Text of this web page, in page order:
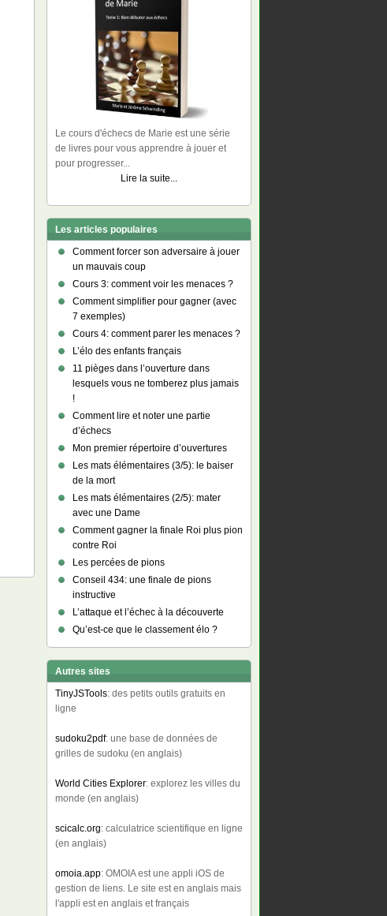
Le cours d'échecs de Marie est une série
de livres pour vous apprendre à jouer et
pour progresser...
Lire la suite...
Les articles populaires
Comment forcer son adversaire à jouer
un mauvais coup
Cours 3: comment voir les menaces ?
Comment simplifier pour gagner (avec
7 exemples)
Cours 4: comment parer les menaces ?
L’élo des enfants français
11 pièges dans l’ouverture dans
lesquels vous ne tomberez plus jamais
!
Comment lire et noter une partie
d’échecs
Mon premier répertoire d’ouvertures
Les mats élémentaires (3/5): le baiser
de la mort
Les mats élémentaires (2/5): mater
avec une Dame
Comment gagner la finale Roi plus pion
contre Roi
Les percées de pions
Conseil 434: une finale de pions
instructive
L’attaque et l’échec à la découverte
Qu’est-ce que le classement élo ?
Autres sites
TinyJSTools: des petits outils gratuits en
ligne
sudoku2pdf: une base de données de
grilles de sudoku (en anglais)
World Cities Explorer: explorez les villes du
monde (en anglais)
scicalc.org: calculatrice scientifique en ligne
(en anglais)
omoia.app: OMOIA est une appli iOS de
gestion de liens. Le site est en anglais mais
l'appli est en anglais et français